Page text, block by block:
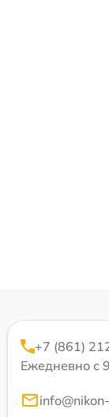
+7 (861)
Ежедневно с